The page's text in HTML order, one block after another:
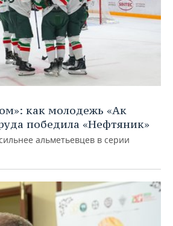
как молодежь «Ак
победила «Нефтяник»
альметьевцев в серии